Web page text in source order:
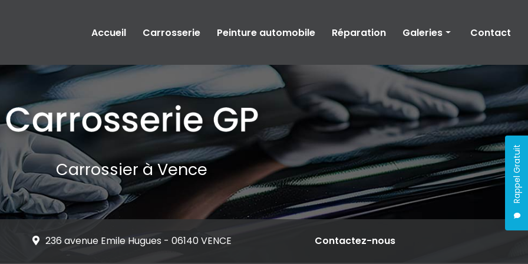
Rappel Gratuit
Accueil
Carrosserie Peinture automobile Réparation Galeries
Carrosserie
Peinture automobile
Réparation automobile
Contact
Carrossier à Vence
236 avenue Emile Hugues - 06140 VENCE Contactez-nous